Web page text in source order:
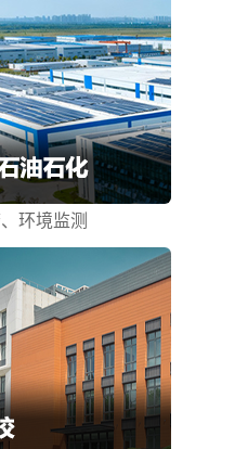
环境监测